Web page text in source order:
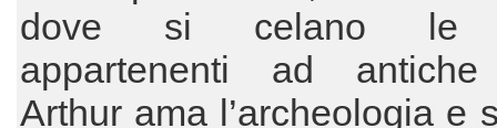
dove si celano le
appartenenti ad
Arthur ama l’archeologia e